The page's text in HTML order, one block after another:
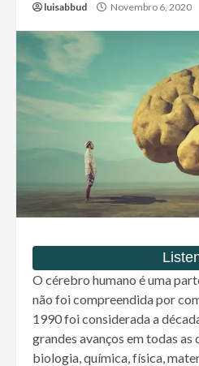
luisabbud Novembro 6, 2020
O cérebro humano é uma
não foi compreendida por
1990 foi considerada a
grandes avanços em todas as
biologia, química, física,